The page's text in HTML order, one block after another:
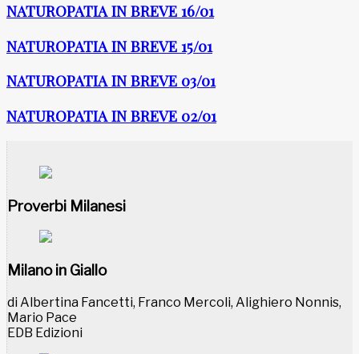
NATUROPATIA IN BREVE 16/01
NATUROPATIA IN BREVE 15/01
NATUROPATIA IN BREVE 03/01
NATUROPATIA IN BREVE 02/01
Proverbi Milanesi
Milano in Giallo
di Albertina Fancetti, Franco Mercoli, Alighiero Nonnis,
Mario Pace
EDB Edizioni